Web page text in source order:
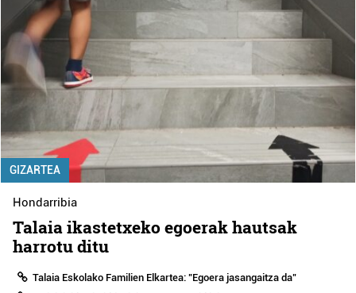
GIZARTEA
Hondarribia
Talaia ikastetxeko egoerak hautsak
harrotu ditu
Talaia Eskolako Familien Elkartea: "Egoera jasangaitza da"